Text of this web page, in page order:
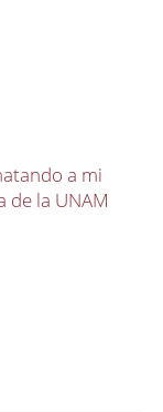
a mi
de la UNAM